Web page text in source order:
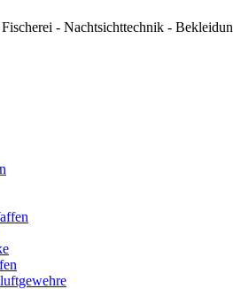
- Nachtsichttechnik -